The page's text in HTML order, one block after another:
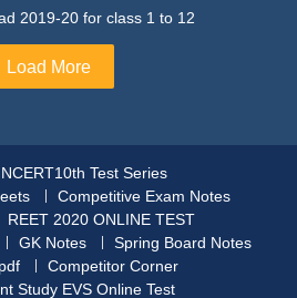
2019-20 for class 1 to 12
Load More
NCERT10th Test Series
Competitive Exam Notes
REET 2020 ONLINE TEST
GK Notes
Spring Board Notes
Competitor Corner
Study EVS Online Test